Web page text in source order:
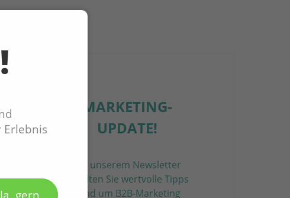
MARKETING-
UPDATE!
Mit unserem Newsletter
erhalten Sie wertvolle Tipps
rund um B2B-Marketing
Erlebnis